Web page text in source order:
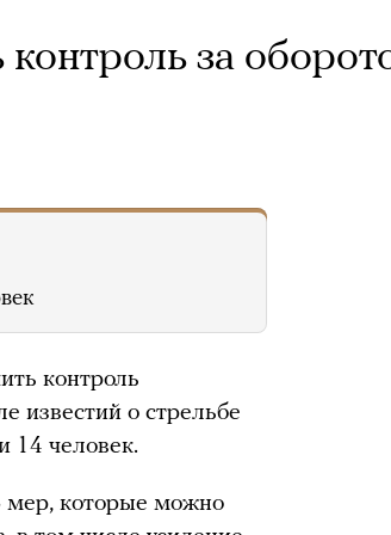
за
контроль
известий о стрельбе
14 человек.
которые можно